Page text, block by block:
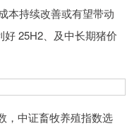
本持续改善或有望带动
好 25H2、及中长期猪价
中证畜牧养殖指数选